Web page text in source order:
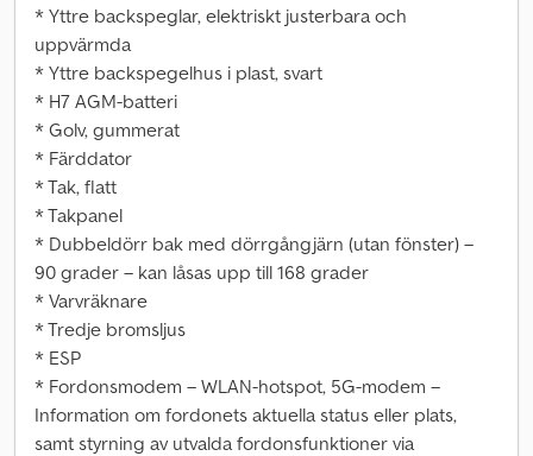
* Yttre backspeglar, elektriskt justerbara och
uppvärmda
* Yttre backspegelhus i plast, svart
* H7 AGM-batteri
* Golv, gummerat
* Färddator
* Tak, flatt
* Takpanel
* Dubbeldörr bak med dörrgångjärn (utan fönster) –
90 grader – kan låsas upp till 168 grader
* Varvräknare
* Tredje bromsljus
* ESP
* Fordonsmodem – WLAN-hotspot, 5G-modem –
Information om fordonets aktuella status eller plats,
samt styrning av utvalda fordonsfunktioner via